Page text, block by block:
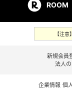
ROOM
【注
新規会員
法人
企業情報 個